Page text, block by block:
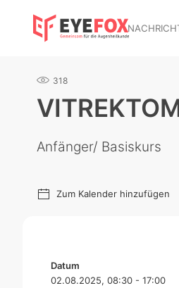
318
Anfänger/ Basiskurs
Zum Kalender hinzufügen
Datum
02.08.2025, 08:30 - 17:00